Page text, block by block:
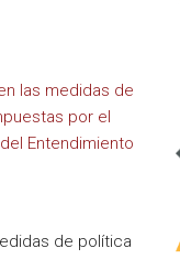
las medidas de
por el
Entendimiento
de política